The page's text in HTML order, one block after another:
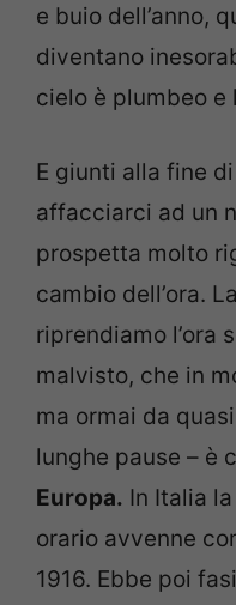
e buio dell’anno,
diventano
cielo è plumbeo e
E giunti alla fine di
affacciarci ad un
prospetta molto
cambio dell’ora.
riprendiamo l’ora
malvisto, che in
ma ormai da
lunghe pause – è
Europa. In Italia
orario avvenne
1916. Ebbe poi